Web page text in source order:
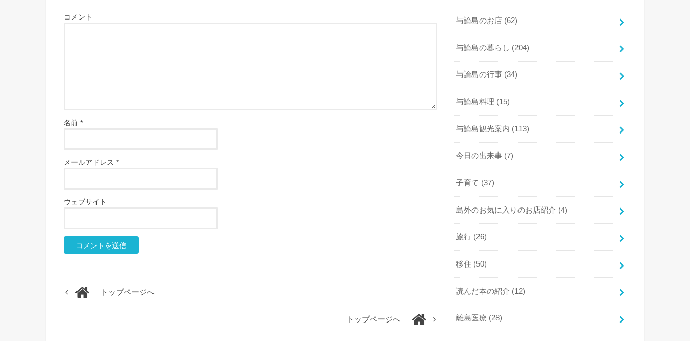
コメント
名前 *
メールアドレス *
ウェブサイト
トップページへ
トップページへ
与論島のお店 (62)
与論島の暮らし (204)
与論島の行事 (34)
与論島料理 (15)
与論島観光案内 (113)
今日の出来事 (7)
子育て (37)
島外のお気に入りのお店紹介 (4)
旅行 (26)
移住 (50)
読んだ本の紹介 (12)
離島医療 (28)